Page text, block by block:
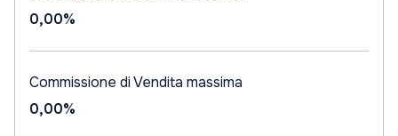
0,00%
Commissione di Vendita massima
0,00%